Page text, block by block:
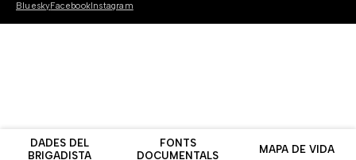
DADES DEL
BRIGADISTA
FONTS
DOCUMENTALS
MAPA DE VIDA
BlueskyFacebook Instagram